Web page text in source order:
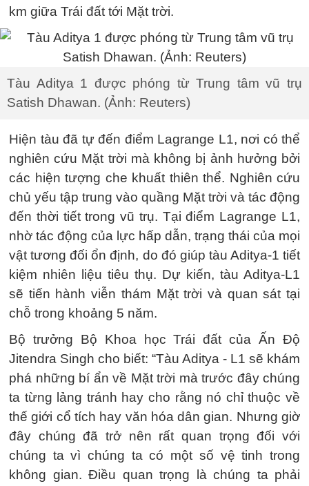
km giữa Trái đất tới Mặt trời.
Tàu Aditya 1 được phóng từ Trung tâm vũ trụ
Satish Dhawan. (Ảnh: Reuters)
Hiện tàu đã tự đến điểm Lagrange L1, nơi có thể
nghiên cứu Mặt trời mà không bị ảnh hưởng bởi
các hiện tượng che khuất thiên thể. Nghiên cứu
chủ yếu tập trung vào quầng Mặt trời và tác động
đến thời tiết trong vũ trụ. Tại điểm Lagrange L1,
nhờ tác động của lực hấp dẫn, trạng thái của mọi
vật tương đối ổn định, do đó giúp tàu Aditya-1 tiết
kiệm nhiên liệu tiêu thụ. Dự kiến, tàu Aditya-L1
sẽ tiến hành viễn thám Mặt trời và quan sát tại
chỗ trong khoảng 5 năm.
Bộ trưởng Bộ Khoa học Trái đất của Ấn Độ
Jitendra Singh cho biết: “Tàu Aditya - L1 sẽ khám
phá những bí ẩn về Mặt trời mà trước đây chúng
ta từng lảng tránh hay cho rằng nó chỉ thuộc về
thế giới cổ tích hay văn hóa dân gian. Nhưng giờ
đây chúng đã trở nên rất quan trọng đối với
chúng ta vì chúng ta có một số vệ tinh trong
không gian. Điều quan trọng là chúng ta phải